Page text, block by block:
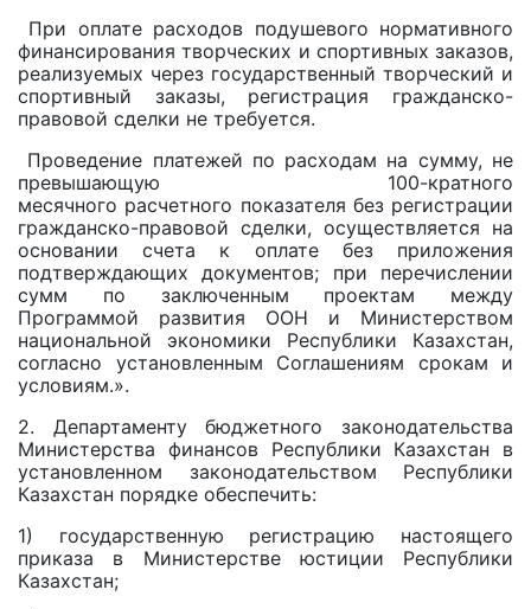
При оплате расходов подушевого нормативного
финансирования творческих и спортивных заказов,
реализуемых через государственный творческий и
спортивный заказы, регистрация гражданско-
правовой сделки не требуется.
Проведение платежей по расходам на сумму, не
превышающую 100-кратного
месячного расчетного показателя без регистрации
гражданско-правовой сделки, осуществляется на
основании счета к оплате без приложения
подтверждающих документов; при перечислении
сумм по заключенным проектам между
Программой развития ООН и Министерством
национальной экономики Республики Казахстан,
согласно установленным Соглашениям срокам и
условиям.».
2. Департаменту бюджетного законодательства
Министерства финансов Республики Казахстан в
установленном законодательством Республики
Казахстан порядке обеспечить:
1) государственную регистрацию настоящего
приказа в Министерстве юстиции Республики
Казахстан;